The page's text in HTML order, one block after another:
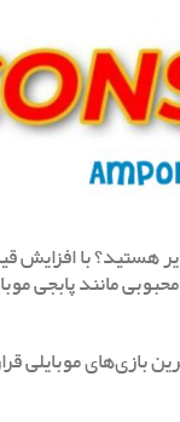
هستید؟ با
مانند پابجی
موبایلی